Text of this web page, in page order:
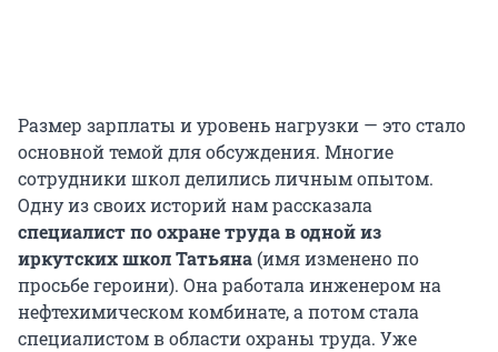
Размер зарплаты и уровень нагрузки — это стало
основной темой для обсуждения. Многие
сотрудники школ делились личным опытом.
Одну из своих историй нам рассказала
специалист по охране труда в одной из
иркутских школ Татьяна (имя изменено по
просьбе героини). Она работала инженером на
нефтехимическом комбинате, а потом стала
специалистом в области охраны труда. Уже